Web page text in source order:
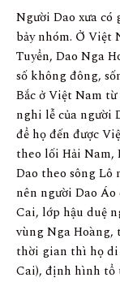
Người Dao xưa có
bảy nhóm. Ở Việt
Tuyển, Dao Nga
số không đông,
Bắc ở Việt Nam
nghi lễ của người
để họ đến được
theo lối Hải Nam,
Dao theo sông
nên người Dao
Cai, lớp hậu duệ
vùng Nga Hoàng,
thời gian thì họ di
Cai), định hình tổ